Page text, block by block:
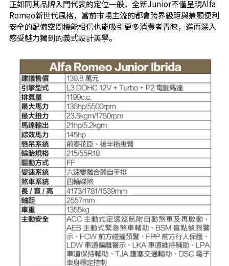
正如同其品牌入門代表的定位一般，全新Junior不僅呈現Alfa
Romeo新世代風格，當前市場主流的都會跨界級距與兼顧便利
安全的配備空間機能相信也能吸引更多消費者青睞，進而深入
感受魅力獨到的義式設計美學。